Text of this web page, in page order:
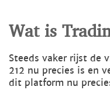
Wat is
Steeds vaker rijst de
212 nu precies is en
dit platform nu